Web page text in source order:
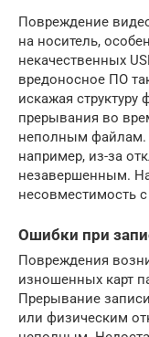
Повреждение
на носитель,
некачественных
вредоносное ПО
искажая
прерывания во
неполным файлам.
например, из-за
незавершенным.
несовместимость
Ошибки при
Повреждения
изношенных карт
Прерывание
или физическим